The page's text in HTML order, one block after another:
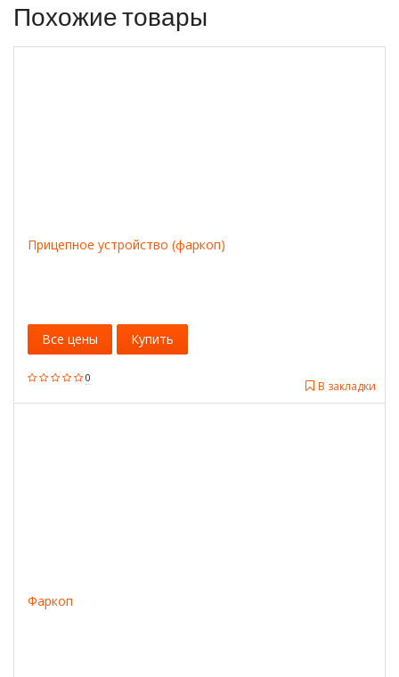
Похожие товары
Прицепное устройство (фаркоп)
0
В закладки
Все цены Купить
Фаркоп